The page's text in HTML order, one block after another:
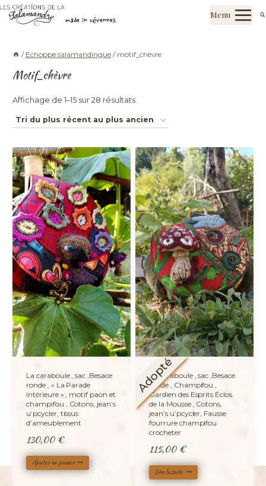
Aller
au
made in cévennes
Menu
/ Echoppe salamandingue / motif_chèvre
Motif_chèvre
Affichage de 1–15 sur 28 résultatsTrié
du
récent
au
plus
ancien
La caraboule , sac ,Besace
ronde , « La Parade
Intérieure » , motif paon et
champifou , Cotons, jean’s
u’pcycler, tissus
d’ameublement
130,00 €
Ajouter au panier
Adopté
La caraboule , sac ,Besace
ronde , Champifou ,
Gardien des Esprits Éclos
de la Mousse , Cotons,
jean’s u’pcycler, Fausse
fourrure champifou
crocheter
115,00 €
Lire la suite